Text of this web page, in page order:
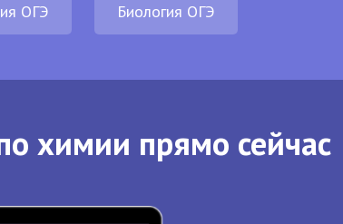
ОГЭ Биология ОГЭ
химии прямо сейчас